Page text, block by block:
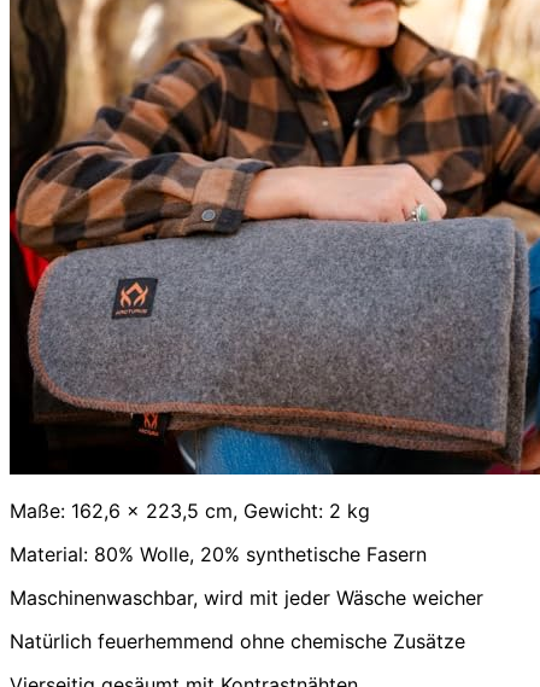
Maße: 162,6 x 223,5 cm, Gewicht: 2 kg
Material: 80% Wolle, 20% synthetische Fasern
Maschinenwaschbar, wird mit jeder Wäsche weicher
Natürlich feuerhemmend ohne chemische Zusätze